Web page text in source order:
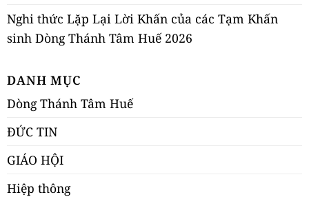
Nghi thức Lặp Lại Lời Khấn của các Tạm Khấn
sinh Dòng Thánh Tâm Huế 2026
DANH MỤC
Dòng Thánh Tâm Huế
ĐỨC TIN
GIÁO HỘI
Hiệp thông